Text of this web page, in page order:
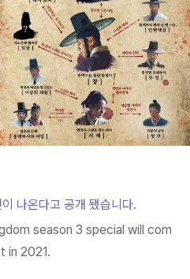
나온다고 공개 됐습니다.
season 3 special will com
in 2021.